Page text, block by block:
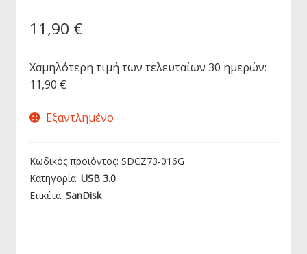
11,90 €
Χαμηλότερη τιμή των τελευταίων 30 ημερών:
11,90 €
Εξαντλημένο
Κωδικός προϊόντος: SDCZ73-016G
Κατηγορία: USB 3.0
Ετικέτα: SanDisk